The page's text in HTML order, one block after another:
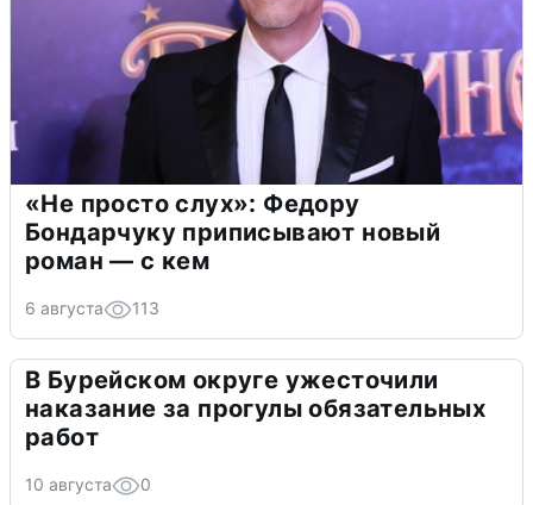
«Не просто слух»: Федору
Бондарчуку приписывают новый
роман — с кем
6 августа 113
В Бурейском округе ужесточили
наказание за прогулы обязательных
работ
10 августа 0